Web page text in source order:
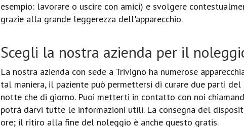
esempio: lavorare o uscire con amici) e svolgere
grazie alla grande leggerezza dell'apparecchio.
Scegli la nostra azienda per il
La nostra azienda con sede a Trivigno ha numerose
tal maniera, il paziente può permettersi di curare due parti
notte che di giorno. Puoi metterti in contatto con noi
potrà darvi tutte le informazioni utili. La consegna del
ore; il ritiro alla fine del noleggio è anche questo gratis.